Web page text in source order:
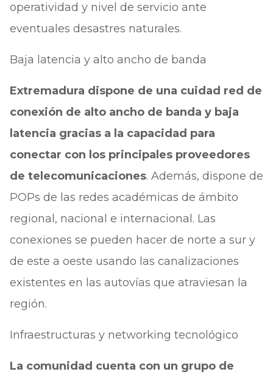
operatividad y nivel de servicio ante
eventuales desastres naturales.
Baja latencia y alto ancho de banda
Extremadura dispone de una cuidad red de
conexión de alto ancho de banda y baja
latencia gracias a la capacidad para
conectar con los principales proveedores
de telecomunicaciones. Además, dispone de
POPs de las redes académicas de ámbito
regional, nacional e internacional. Las
conexiones se pueden hacer de norte a sur y
de este a oeste usando las canalizaciones
existentes en las autovías que atraviesan la
región.
Infraestructuras y networking tecnológico
La comunidad cuenta con un grupo de